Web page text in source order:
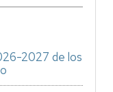
2027 de los